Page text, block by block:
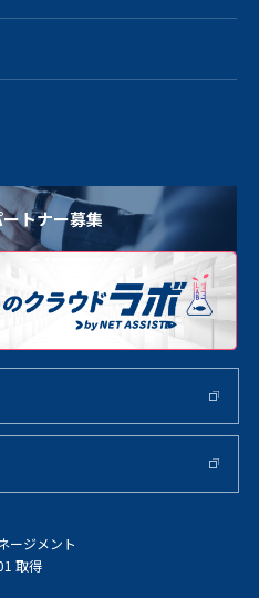
トナー募集
ージメント
取得